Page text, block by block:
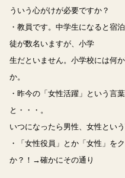
ういう心がけが必要ですか？
・教員です。中学生になると宿
徒が数名いますが、小学
生だといません。小学校には何
か。
・昨今の「女性活躍」という言
と・・・。
いつになったら男性、女性とい
・「女性役員」とか「女性」を
か？！→確かにその通り